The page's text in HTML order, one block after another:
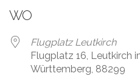
WO
Flugplatz Leutkirch
Flugplatz 16, Leutkirch
Württemberg, 88299